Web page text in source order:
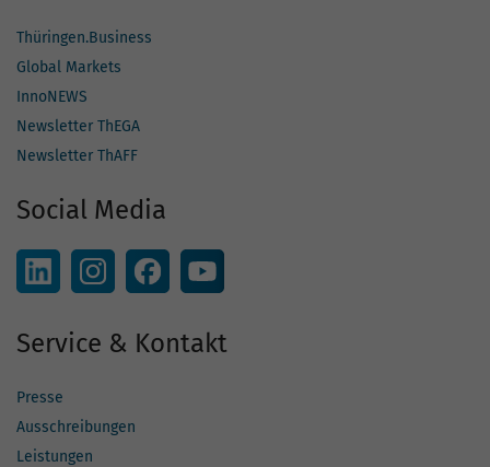
Thüringen.Business
Global Markets
InnoNEWS
Newsletter ThEGA
Newsletter ThAFF
Social Media
Service & Kontakt
Presse
Ausschreibungen
Leistungen